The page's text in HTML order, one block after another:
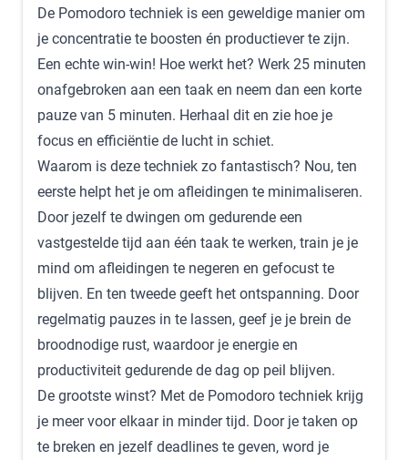
De Pomodoro techniek is een geweldige manier om
je concentratie te boosten én productiever te zijn.
Een echte win-win! Hoe werkt het? Werk 25 minuten
onafgebroken aan een taak en neem dan een korte
pauze van 5 minuten. Herhaal dit en zie hoe je
focus en efficiëntie de lucht in schiet.
Waarom is deze techniek zo fantastisch? Nou, ten
eerste helpt het je om afleidingen te minimaliseren.
Door jezelf te dwingen om gedurende een
vastgestelde tijd aan één taak te werken, train je je
mind om afleidingen te negeren en gefocust te
blijven. En ten tweede geeft het ontspanning. Door
regelmatig pauzes in te lassen, geef je je brein de
broodnodige rust, waardoor je energie en
productiviteit gedurende de dag op peil blijven.
De grootste winst? Met de Pomodoro techniek krijg
je meer voor elkaar in minder tijd. Door je taken op
te breken en jezelf deadlines te geven, word je